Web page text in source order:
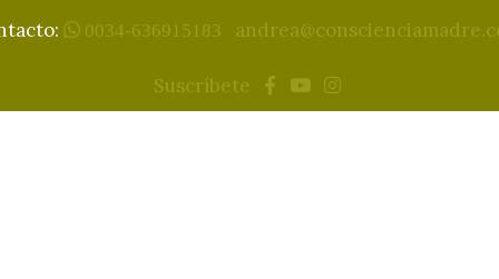
0034-636915183
Suscríbete